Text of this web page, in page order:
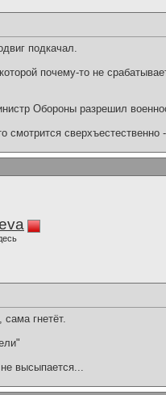
подкачал.
почему-то не
Обороны разрешил
смотрится
гнетёт.
высыпается...